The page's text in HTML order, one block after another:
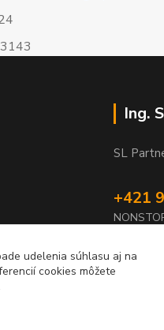
Ing.
SL
+421
udelenia súhlasu aj na
cookies môžete